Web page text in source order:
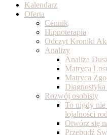
Kalendarz
Oferta
Cennik
Hipnoterapia
Odczyt Kroniki
Analizy
Analiza
Matryca
Matryca
Rozwój osobisty
To nigdy
lojalności
Otwórz się
Przebudź